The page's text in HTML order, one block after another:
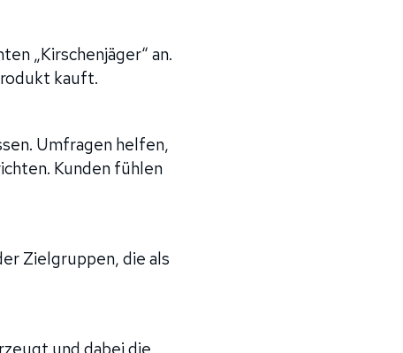
„Kirschenjäger“ an.
kauft.
Umfragen helfen,
Kunden fühlen
Zielgruppen, die als